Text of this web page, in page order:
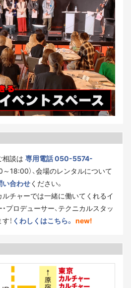
相談は 専用電話 050-5574-
～18:00）、会場のレンタルについて
い合わせください。
チャーでは一緒に働いてくれるイ
プロデューサー、テクニカルスタッ
！ くわしくはこちら。 new!